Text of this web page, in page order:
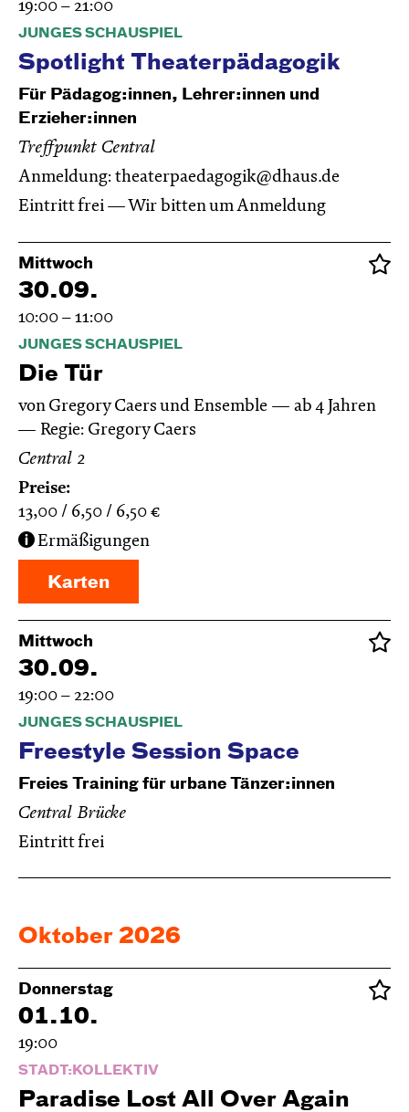
19:00 – 21:00
JUNGES SCHAUSPIEL
Spotlight Theaterpädagogik
Für Pädagog:innen, Lehrer:innen und
Erzieher:innen
Treffpunkt Central
Anmeldung: theaterpaedagogik@dhaus.de
Eintritt frei — Wir bitten um Anmeldung
Mittwoch
30.09.
10:00 – 11:00
JUNGES SCHAUSPIEL
Die Tür
von Gregory Caers und Ensemble
ab 4 Jahren
Regie: Gregory Caers
Central 2
Preise:
13,00
6,50 6,50 €
Ermäßigungen
Karten
Mittwoch
30.09.
19:00 – 22:00
JUNGES SCHAUSPIEL
Freestyle Session Space
Freies Training für urbane Tänzer:innen
Central Brücke
Eintritt frei
Oktober 2026
Donnerstag
01.10.
19:00
STADT:KOLLEKTIV
Paradise Lost All Over Again